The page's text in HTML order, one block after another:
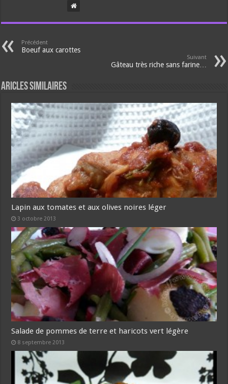
Précédent
Boeuf aux carottes
Suivant
Gâteau très riche sans farine…
Aricles similaires
Lapin aux tomates et aux olives noires léger
3 octobre 2013
Salade de pommes de terre et haricots vert légère
8 septembre 2013